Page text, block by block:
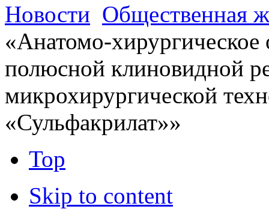
Новости Общественная
«Анатомо-хирургическое
полюсной клиновидной
микрохирургической
«Сульфакрилат»»
Top
Skip to content